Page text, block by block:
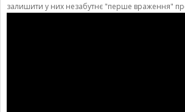
залишити у них незабутнє "перше враження"